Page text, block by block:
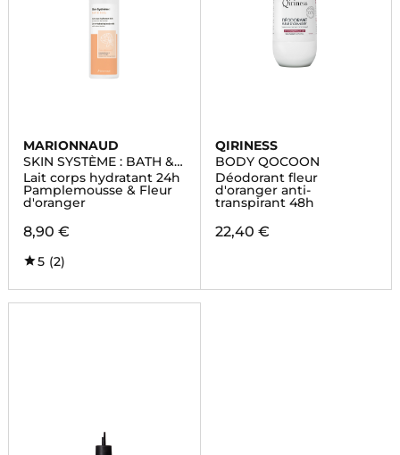
MARIONNAUD
SKIN SYSTÈME : BATH &
BODY
Lait corps hydratant 24h
Pamplemousse & Fleur
d'oranger
8,90 €
5 (2)
QIRINESS
BODY QOCOON
Déodorant fleur
d'oranger anti-
transpirant 48h
22,40 €